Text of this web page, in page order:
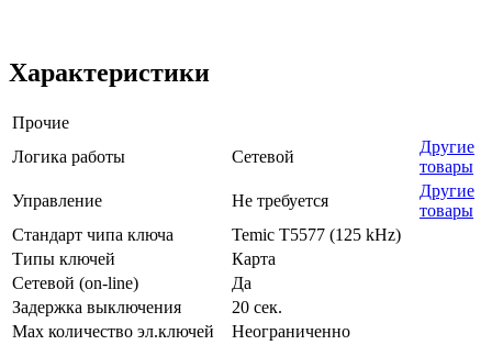
Характеристики
Прочие
Логика работы
Сетевой
Другие
товары
Управление
Не требуется
Другие
товары
Стандарт чипа ключа
Temic T5577 (125 kHz)
Типы ключей
Карта
Сетевой (on-line)
Да
Задержка выключения
20 сек.
Max количество эл.ключей
Неограниченно